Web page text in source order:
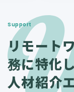
Support
リモート
務に特化
人材紹介